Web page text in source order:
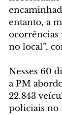
entanto, a
ocorrências
no local”,
Nesses 60
a PM
22.843
policiais no